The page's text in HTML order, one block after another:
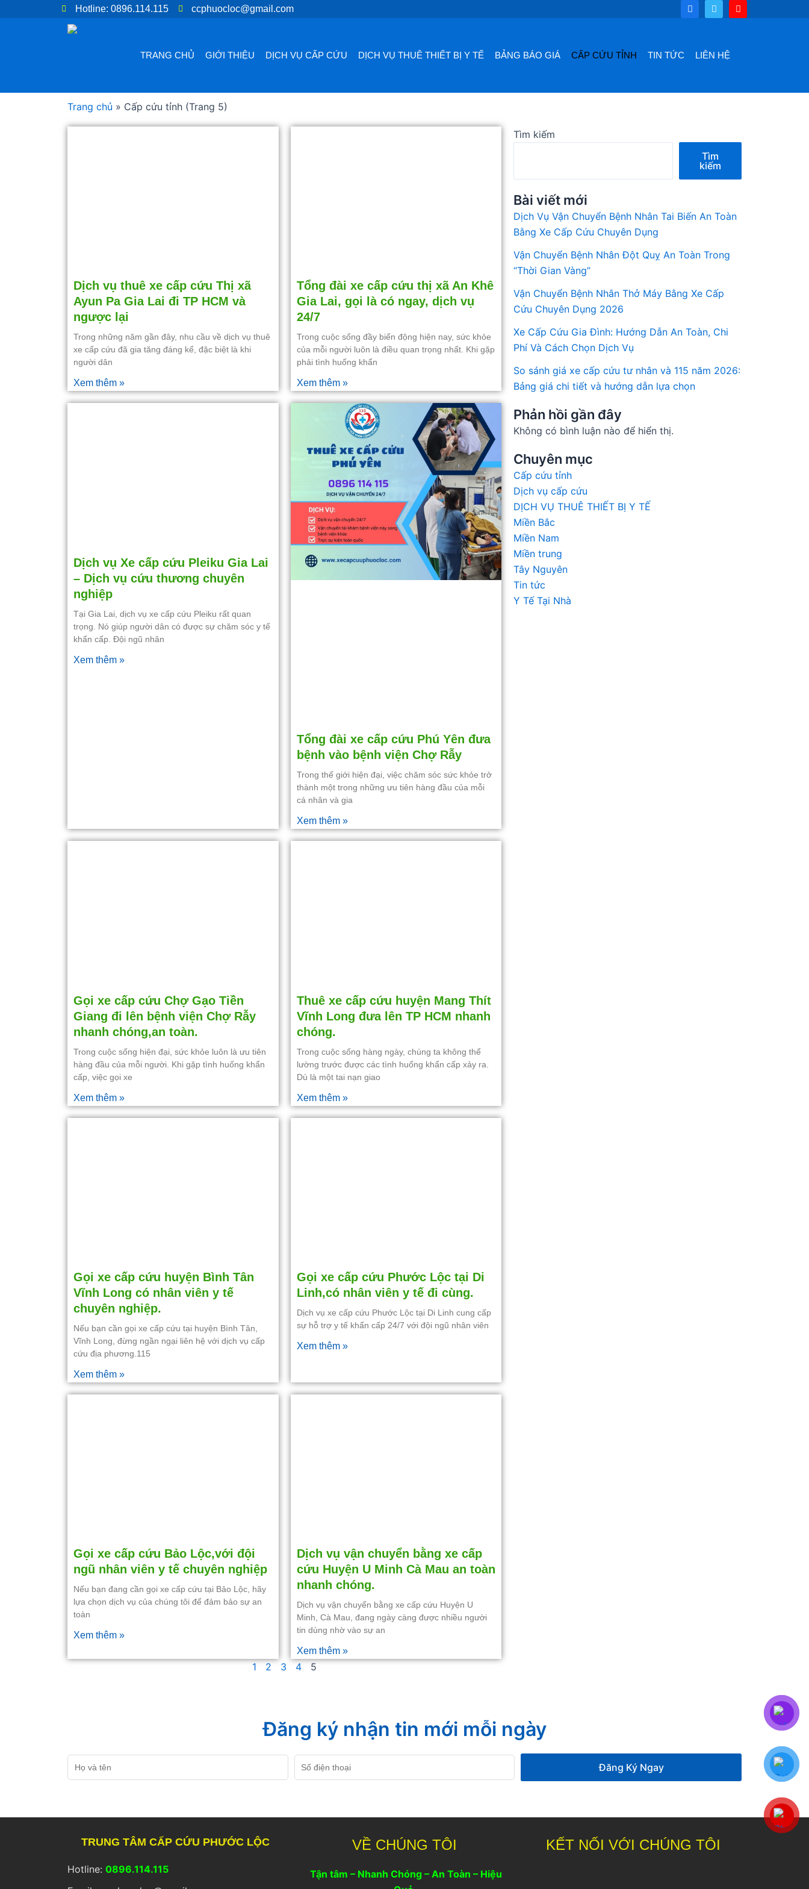
Hotline: 0896.114.115 ccphuocloc@gmail.com F
a
c
T
w
i
e
r
Y
o
u
TRANG CHỦ GIỚI THIỆU DỊCH VỤ CẤP CỨU DỊCH VỤ THUÊ THIẾT BỊ Y TẾ BẢNG BÁO GIÁ CẤP CỨU TỈNH TIN TỨC LIÊN HỆ
Trang chủ » Cấp cứu tỉnh (Trang 5)
Dịch vụ thuê xe cấp cứu Thị xã
Ayun Pa Gia Lai đi TP HCM và
ngược lại
Trong những năm gần đây, nhu cầu về dịch vụ thuê
xe cấp cứu đã gia tăng đáng kể, đặc biệt là khi
người dân
Xem thêm »
Tổng đài xe cấp cứu thị xã An Khê
Gia Lai, gọi là có ngay, dịch vụ
24/7
Trong cuộc sống đầy biến động hiện nay, sức khỏe
của mỗi người luôn là điều quan trọng nhất. Khi gặp
phải tình huống khẩn
Xem thêm »
Dịch vụ Xe cấp cứu Pleiku Gia Lai
– Dịch vụ cứu thương chuyên
nghiệp
Tại Gia Lai, dịch vụ xe cấp cứu Pleiku rất quan
trọng. Nó giúp người dân có được sự chăm sóc y tế
khẩn cấp. Đội ngũ nhân
Xem thêm »
Tổng đài xe cấp cứu Phú Yên đưa
bệnh vào bệnh viện Chợ Rẫy
Trong thế giới hiện đại, việc chăm sóc sức khỏe trở
thành một trong những ưu tiên hàng đầu của mỗi
cá nhân và gia
Xem thêm »
Gọi xe cấp cứu Chợ Gạo Tiền
Giang đi lên bệnh viện Chợ Rẫy
nhanh chóng,an toàn.
Trong cuộc sống hiện đại, sức khỏe luôn là ưu tiên
hàng đầu của mỗi người. Khi gặp tình huống khẩn
cấp, việc gọi xe
Xem thêm »
Thuê xe cấp cứu huyện Mang Thít
Vĩnh Long đưa lên TP HCM nhanh
chóng.
Trong cuộc sống hàng ngày, chúng ta không thể
lường trước được các tình huống khẩn cấp xảy ra.
Dù là một tai nạn giao
Xem thêm »
Gọi xe cấp cứu huyện Bình Tân
Vĩnh Long có nhân viên y tế
chuyên nghiệp.
Nếu bạn cần gọi xe cấp cứu tại huyện Bình Tân,
Vĩnh Long, đừng ngần ngại liên hệ với dịch vụ cấp
cứu địa phương.115
Xem thêm »
Gọi xe cấp cứu Phước Lộc tại Di
Linh,có nhân viên y tế đi cùng.
Dịch vụ xe cấp cứu Phước Lộc tại Di Linh cung cấp
sự hỗ trợ y tế khẩn cấp 24/7 với đội ngũ nhân viên
Xem thêm »
Gọi xe cấp cứu Bảo Lộc,với đội
ngũ nhân viên y tế chuyên nghiệp
Nếu bạn đang cần gọi xe cấp cứu tại Bảo Lộc, hãy
lựa chọn dịch vụ của chúng tôi để đảm bảo sự an
toàn
Xem thêm »
Dịch vụ vận chuyển bằng xe cấp
cứu Huyện U Minh Cà Mau an toàn
nhanh chóng.
Dịch vụ vận chuyển bằng xe cấp cứu Huyện U
Minh, Cà Mau, đang ngày càng được nhiều người
tin dùng nhờ vào sự an
Xem thêm »
1 2 3 4 5
Tìm kiếm
Tìm
kiếm
Bài viết mới
Dịch Vụ Vận Chuyển Bệnh Nhân Tai Biến An Toàn
Bằng Xe Cấp Cứu Chuyên Dụng
Vận Chuyển Bệnh Nhân Đột Quỵ An Toàn Trong
“Thời Gian Vàng”
Vận Chuyển Bệnh Nhân Thở Máy Bằng Xe Cấp
Cứu Chuyên Dụng 2026
Xe Cấp Cứu Gia Đình: Hướng Dẫn An Toàn, Chi
Phí Và Cách Chọn Dịch Vụ
So sánh giá xe cấp cứu tư nhân và 115 năm 2026:
Bảng giá chi tiết và hướng dẫn lựa chọn
Phản hồi gần đây
Không có bình luận nào để hiển thị.
Chuyên mục
Cấp cứu tỉnh
Dịch vụ cấp cứu
DỊCH VỤ THUÊ THIẾT BỊ Y TẾ
Miền Bắc
Miền Nam
Miền trung
Tây Nguyên
Tin tức
Y Tế Tại Nhà
Đăng ký nhận tin mới mỗi ngày
và
điện
Đăng Ký Ngay
TRUNG TÂM CẤP CỨU PHƯỚC LỘC
Hotline: 0896.114.115
VỀ CHÚNG TÔI
Tận tâm – Nhanh Chóng – An Toàn – Hiệu
KẾT NỐI VỚI CHÚNG TÔI